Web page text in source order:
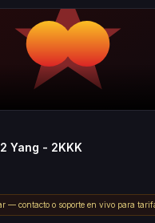
Yang - 2KKK
— contacto o soporte en vivo para